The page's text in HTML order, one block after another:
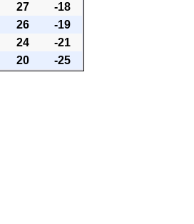
27
-18
26
-19
24
-21
20 -25